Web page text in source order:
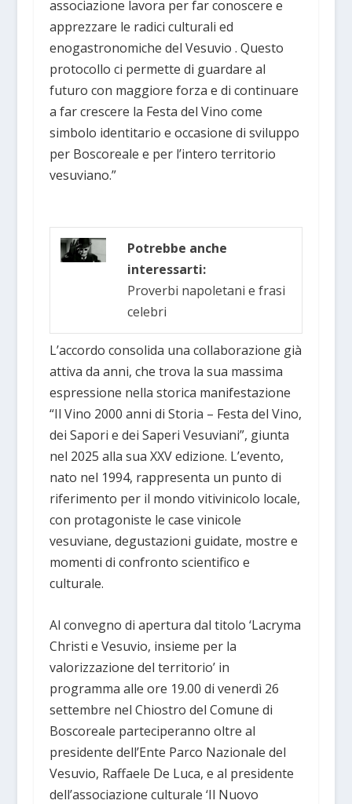
associazione lavora per far conoscere e
apprezzare le radici culturali ed
enogastronomiche del Vesuvio . Questo
protocollo ci permette di guardare al
futuro con maggiore forza e di continuare
a far crescere la Festa del Vino come
simbolo identitario e occasione di sviluppo
per Boscoreale e per l’intero territorio
vesuviano.”
Potrebbe anche
interessarti:
Proverbi napoletani e frasi
celebri
L’accordo consolida una collaborazione già
attiva da anni, che trova la sua massima
espressione nella storica manifestazione
“Il Vino 2000 anni di Storia – Festa del Vino,
dei Sapori e dei Saperi Vesuviani”, giunta
nel 2025 alla sua XXV edizione. L’evento,
nato nel 1994, rappresenta un punto di
riferimento per il mondo vitivinicolo locale,
con protagoniste le case vinicole
vesuviane, degustazioni guidate, mostre e
momenti di confronto scientifico e
culturale.
Al convegno di apertura dal titolo ‘Lacryma
Christi e Vesuvio, insieme per la
valorizzazione del territorio’ in
programma alle ore 19.00 di venerdì 26
settembre nel Chiostro del Comune di
Boscoreale parteciperanno oltre al
presidente dell’Ente Parco Nazionale del
Vesuvio, Raffaele De Luca, e al presidente
dell’associazione culturale ‘Il Nuovo